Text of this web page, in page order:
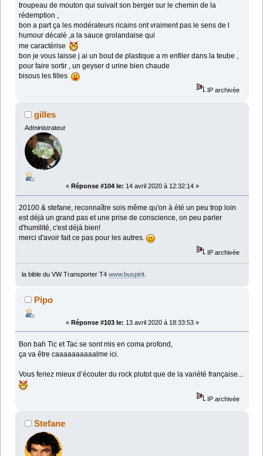
troupeau de mouton qui suivait son berger sur le chemin de la
rédemption ,
bon a part ça les modérateurs ricains ont vraiment pas le sens de l
humour décalé ,a la sauce grolandaise qui
me caractérise
bon je vous laisse j ai un bout de plastique a m enfiler dans la teube ,
pour faire sortir , un geyser d urine bien chaude
bisous les filles
IP archivée
gilles
Administrateur
« Réponse #104 le: 14 avril 2020 à 12:32:14 »
20100 & stefane, reconnaître sois même qu'on à été un peu trop loin
est déjà un grand pas et une prise de conscience, on peu parler
d'humilité, c'est déjà bien!
merci d'avoir fait ce pas pour les autres.
IP archivée
la bible du VW Transporter T4 www.buspirit.
Pipo
« Réponse #103 le: 13 avril 2020 à 18:33:53 »
Bon bah Tic et Tac se sont mis en coma profond,
ça va être caaaaaaaaaalme ici.
Vous feriez mieux d’écouter du rock plutot que de la variété française...
IP archivée
Stefane